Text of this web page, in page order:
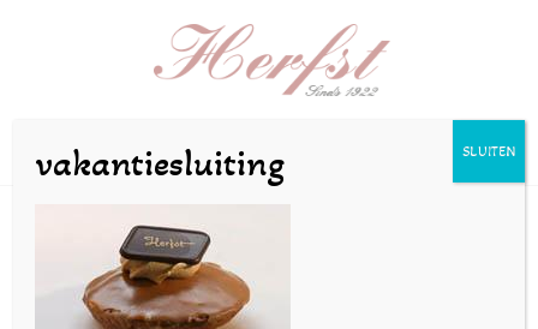
hardemokka
vakantiesluiting SLUITEN